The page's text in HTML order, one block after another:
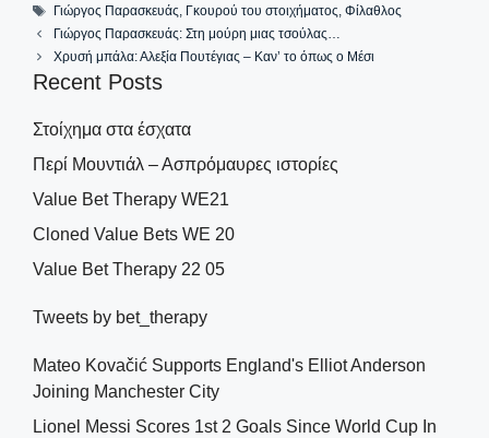
Tags
Γιώργος Παρασκευάς, Γκουρού του στοιχήματος,Φίλαθλος
Γιώργος Παρασκευάς: Στη μούρη μιας τσούλας…
Χρυσή μπάλα: Αλεξία Πουτέγιας – Καν’ το όπως ο Μέσι
Recent Posts
Στοίχημα στα έσχατα
Περί Μουντιάλ – Ασπρόμαυρες ιστορίες
Value Bet Therapy WE21
Cloned Value Bets WE 20
Value Bet Therapy 22 05
Tweets by bet_therapy
Mateo Kovačić Supports England's Elliot Anderson
Joining Manchester City
Lionel Messi Scores 1st 2 Goals Since World Cup In